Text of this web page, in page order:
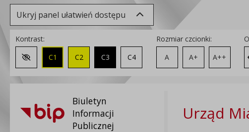
Ukryj panel ułatwień dostępu
Kontrast:
Zmień kontrast na domyślny
C1 C2 C3 C4
Rozmiar czcionki:
A
A+ A++
Biuletyn
Informacji
Publicznej
Urząd